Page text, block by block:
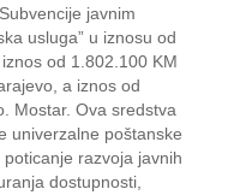
javnim
usluga” u iznosu od
od 1.802.100 KM
a iznos od
Mostar. Ova sredstva
univerzalne poštanske
razvoja javnih
dostupnosti,